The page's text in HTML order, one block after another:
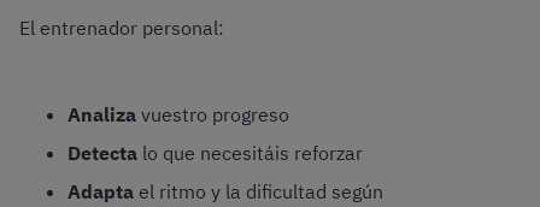
El entrenador personal:
Analiza vuestro progreso
Detecta lo que necesitáis reforzar
Adapta el ritmo y la dificultad según